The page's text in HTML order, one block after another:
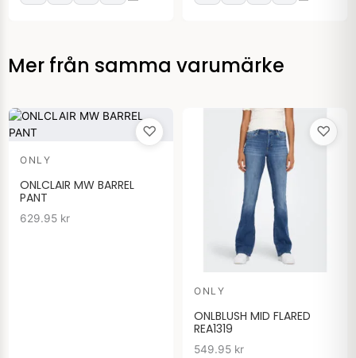
Mer från samma varumärke
♡
ONLY
ONLCLAIR MW BARREL
PANT
629.95 kr
♡
ONLY
ONLBLUSH MID FLARED
REA1319
549.95 kr